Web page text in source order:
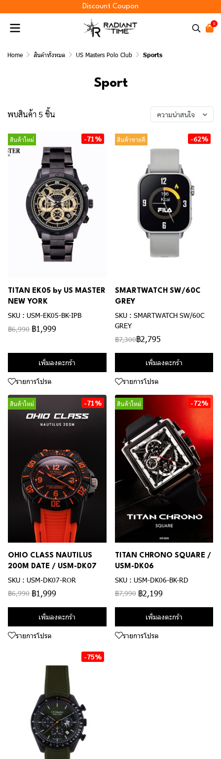
Discount Coupon
0
Home สินค้าทั้งหมด US Masters Polo Club Sports
Sport
พบสินค้า 5 ชิ้น ความน่าสนใจ
สินค้าใหม่ -71%
TITAN EK05 by US MASTER
NEW YORK
SKU : USM-EK05-BK-IPB
฿6,990 ฿1,999
เพิ่มลงตะกร้า
รายการโปรด
สินค้าขายดี -62%
SMARTWATCH SW/60C
GREY
SKU : SMARTWATCH SW/60C
GREY
฿7,300฿2,795
เพิ่มลงตะกร้า
รายการโปรด
สินค้าใหม่ -71%
OHIO CLASS NAUTILUS
200M DATE / USM-DK07
SKU : USM-DK07-ROR
฿6,990 ฿1,999
เพิ่มลงตะกร้า
รายการโปรด
สินค้าใหม่ -72%
TITAN CHRONO SQUARE /
USM-DK06
SKU : USM-DK06-BK-RD
฿7,990 ฿2,199
เพิ่มลงตะกร้า
รายการโปรด
-75%